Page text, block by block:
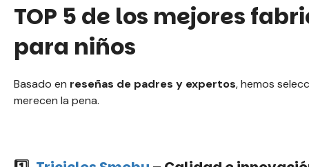
TOP 5 de los mejores
para niños
Basado en reseñas de padres y expertos, hemos
merecen la pena.